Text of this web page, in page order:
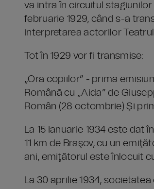
va intra în circuitul
februarie 1929, când s-a
interpretarea actorilor
Tot în 1929 vor fi transmise:
„Ora copiilor” - prima
Română cu „Aida” de
Român (28 octombrie) Şi
La 15 ianuarie 1934 este dat
11 km de Braşov, cu un
ani, emiţătorul este înlocuit
La 30 aprilie 1934,